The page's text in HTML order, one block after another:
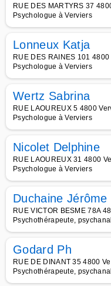
RUE DES MARTYRS 37
Psychologue à Verviers
Lonneux Katja
RUE DES RAINES 101
Psychologue à Verviers
Wertz Sabrina
RUE LAOUREUX 5 4800
Psychologue à Verviers
Nicolet Delphine
RUE LAOUREUX 31 4800
Psychologue à Verviers
Duchaine Jérôme
RUE VICTOR BESME 78A
Psychothérapeute,
Godard Ph
RUE DE DINANT 35 4800
Psychothérapeute,